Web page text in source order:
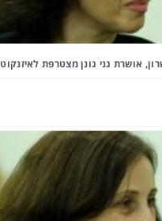
אושרת גני גונן מצטרפת לאיזנקוט